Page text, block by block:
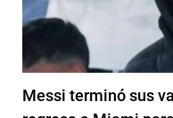
Messi terminó sus